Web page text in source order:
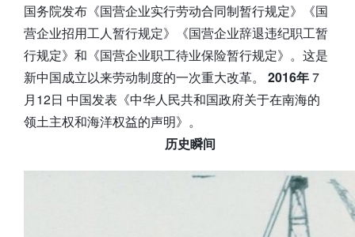
国务院发布《国营企业实行劳动合同制暂行规定》《国
营企业招用工人暂行规定》《国营企业辞退违纪职工暂
行规定》和《国营企业职工待业保险暂行规定》。这是
新中国成立以来劳动制度的一次重大改革。 2016年7
月12日 中国发表《中华人民共和国政府关于在南海的
领土主权和海洋权益的声明》。
历史瞬间